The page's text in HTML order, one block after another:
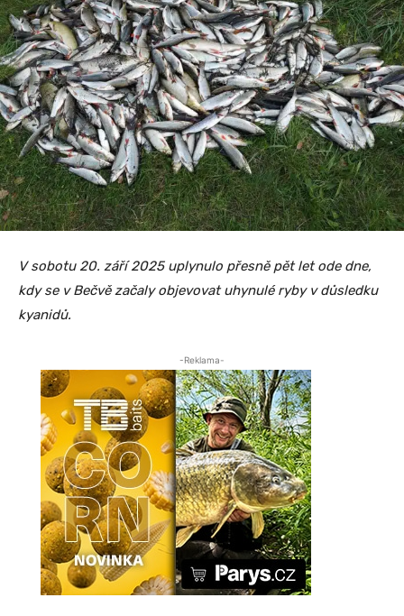
V sobotu 20. září 2025 uplynulo přesně pět let ode dne,
kdy se v Bečvě začaly objevovat uhynulé ryby v důsledku
kyanidů.
-Reklama-